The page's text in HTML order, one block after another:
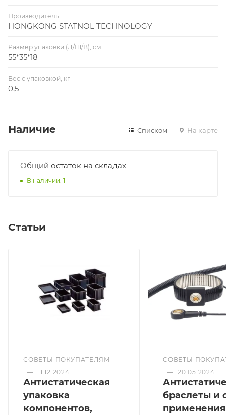
Производитель
HONGKONG STATNOL TECHNOLOGY
Размер упаковки (Д/Ш/В), см
55*35*18
Вес с упаковкой, кг
0,5
Наличие Списком На карте
Общий остаток на складах
В наличии: 1
Статьи
СОВЕТЫ ПОКУПАТЕЛЯМ
— 11.12.2024
Антистатическая
упаковка
компонентов,
СОВЕТЫ
— 20.05.2024
браслеты и
применения